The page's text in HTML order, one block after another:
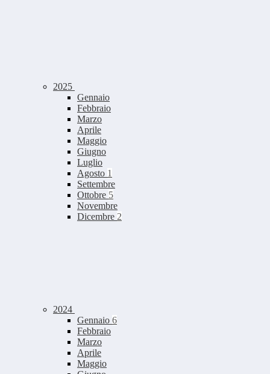
2025
Gennaio
Febbraio
Marzo
Aprile
Maggio
Giugno
Luglio
Agosto 1
Settembre
Ottobre 5
Novembre
Dicembre 2
2024
Gennaio 6
Febbraio
Marzo
Aprile
Maggio